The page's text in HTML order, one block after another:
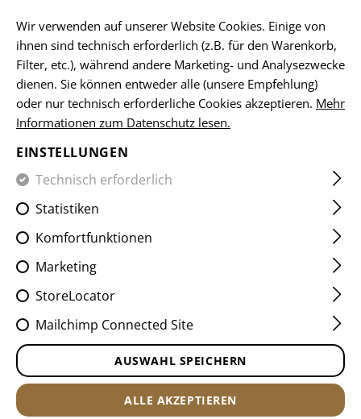
EQUIPMENTTASCHEN
FILTER
Wir verwenden auf unserer Website Cookies. Einige von
ihnen sind technisch erforderlich (z.B. für den Warenkorb,
Filter, etc.), während andere Marketing- und Analysezwecke
dienen. Sie können entweder alle (unsere Empfehlung)
oder nur technisch erforderliche Cookies akzeptieren. Mehr
Informationen zum Datenschutz lesen.
EINSTELLUNGEN
Technisch erforderlich
Statistiken
Komfortfunktionen
Marketing
StoreLocator
Mailchimp Connected Site
AUSWAHL SPEICHERN
ALLE AKZEPTIEREN